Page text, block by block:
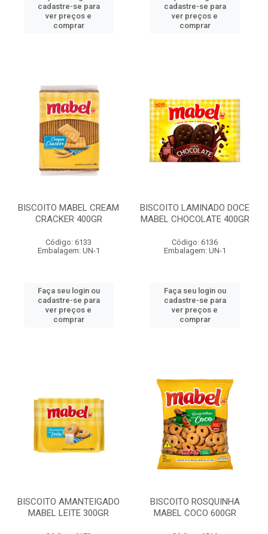
cadastre-se para
ver preços e
comprar
cadastre-se para
ver preços e
comprar
BISCOITO MABEL CREAM
CRACKER 400GR
Código: 6133
Embalagem: UN-1
Faça seu login ou
cadastre-se para
ver preços e
comprar
BISCOITO LAMINADO DOCE
MABEL CHOCOLATE 400GR
Código: 6136
Embalagem: UN-1
Faça seu login ou
cadastre-se para
ver preços e
comprar
BISCOITO AMANTEIGADO
MABEL LEITE 300GR
BISCOITO ROSQUINHA
MABEL COCO 600GR